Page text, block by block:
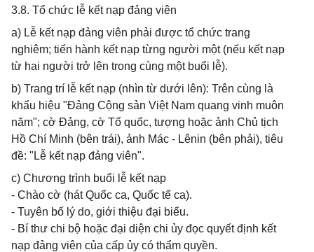
3.8. Tổ chức lễ kết nạp đảng viên
a) Lễ kết nạp đảng viên phải được tổ chức trang
nghiêm; tiến hành kết nạp từng người một (nếu kết nạp
từ hai người trở lên trong cùng một buổi lễ).
b) Trang trí lễ kết nạp (nhìn từ dưới lên): Trên cùng là
khẩu hiệu "Đảng Cộng sản Việt Nam quang vinh muôn
năm"; cờ Đảng, cờ Tổ quốc, tượng hoặc ảnh Chủ tịch
Hồ Chí Minh (bên trái), ảnh Mác - Lênin (bên phải), tiêu
đề: "Lễ kết nạp đảng viên".
c) Chương trình buổi lễ kết nạp
- Chào cờ (hát Quốc ca, Quốc tế ca).
- Tuyên bố lý do, giới thiệu đại biểu.
- Bí thư chi bộ hoặc đại diện chi ủy đọc quyết định kết
nạp đảng viên của cấp ủy có thẩm quyền.